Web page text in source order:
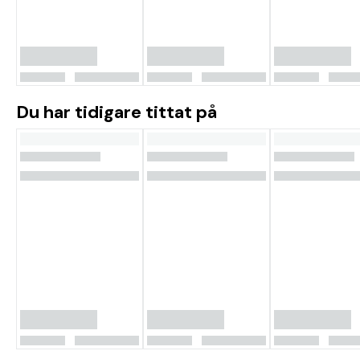
Du har tidigare tittat på